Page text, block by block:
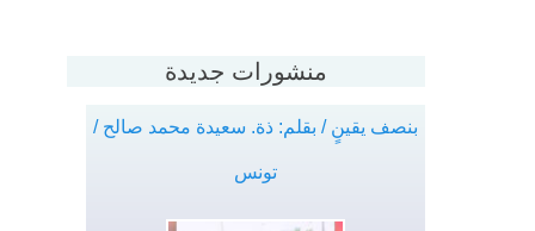
منشورات جديدة
بنصف يقينٍ / بقلم: ذة. سعيدة محمد صالح /
تونس